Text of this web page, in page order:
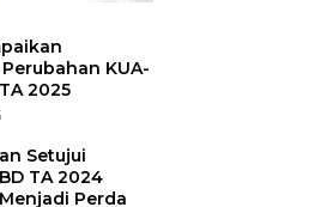
KUA-
2025
Setujui
TA 2024
Perda